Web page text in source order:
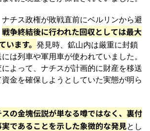
チス政権が敗戦直前にベルリンから避
戦争終結後に行われた回収としては最大
ます。 発見時、鉱山内は厳重に封鎖
は列車や軍用車が使われていました。
よって、ナチスが計画的に財産を移送
金を確保しようとしていた実態が明ら
スの金塊伝説が単なる噂ではなく、裏付
であることを示した象徴的な発見とし